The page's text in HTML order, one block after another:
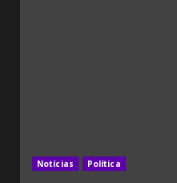
Notícias Política